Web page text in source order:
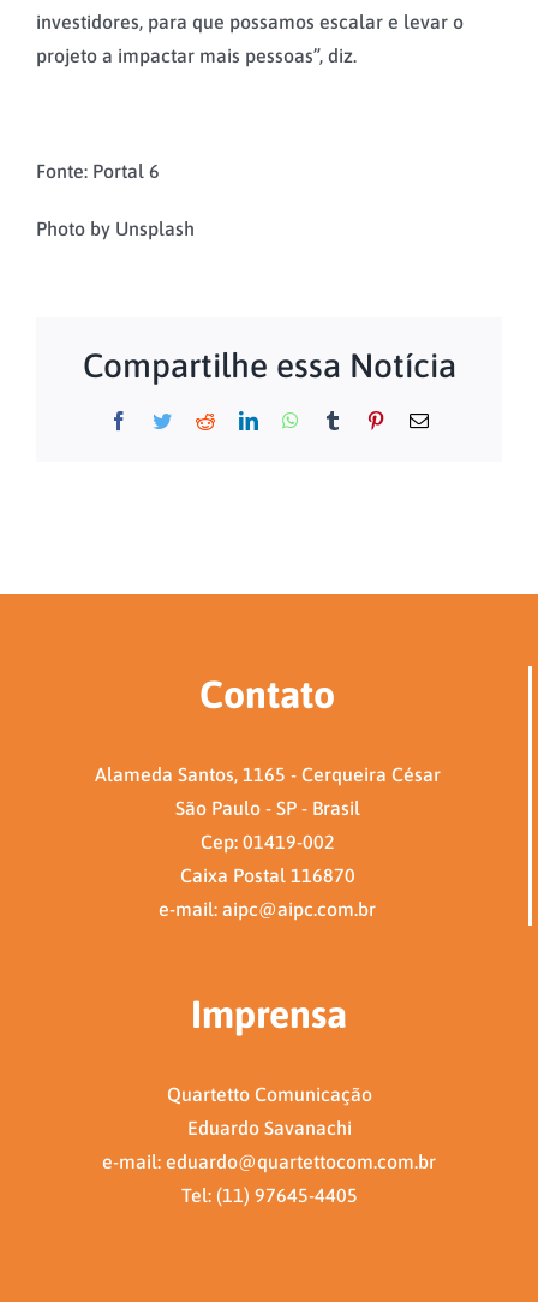
investidores, para que possamos escalar e levar o
projeto a impactar mais pessoas”, diz.
Fonte: Portal 6
Photo by Unsplash
Compartilhe essa Notícia
Facebook
TwitterRedditLinkedInWhatsApp
Tumblr Pinterest
E-
Contato
Alameda Santos, 1165 - Cerqueira César
São Paulo - SP - Brasil
Cep: 01419-002
Caixa Postal 116870
e-mail: aipc@aipc.com.br
Imprensa
Quartetto Comunicação
Eduardo Savanachi
e-mail: eduardo@quartettocom.com.br
Tel: (11) 97645-4405